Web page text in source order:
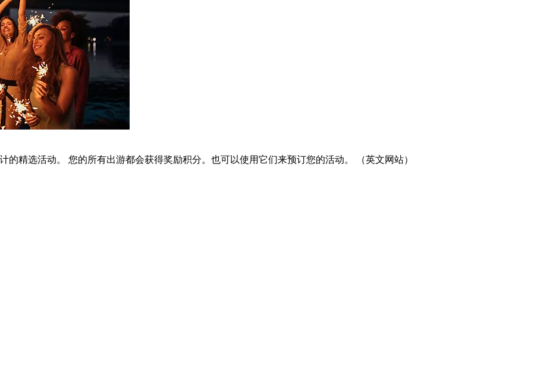
的精选活动。 您的所有出游都会获得奖励积分。也可以使用它们来预订您的活动。 （英文网站）